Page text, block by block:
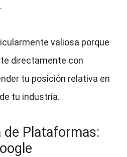
valiosa porque
directamente con
tu posición relativa en
tu industria.
de Plataformas: